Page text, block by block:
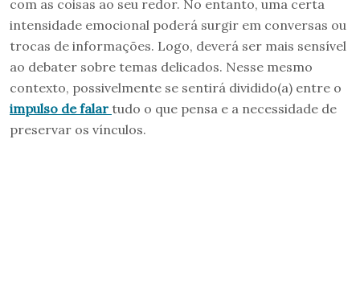
com as coisas ao seu redor. No entanto, uma certa
intensidade emocional poderá surgir em conversas ou
trocas de informações. Logo, deverá ser mais sensível
ao debater sobre temas delicados. Nesse mesmo
contexto, possivelmente se sentirá dividido(a) entre o
impulso de falar tudo o que pensa e a necessidade de
preservar os vínculos.